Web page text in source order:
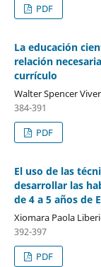
PDF
La educación
relación
currículo
Walter Spencer
384-391
PDF
El uso de las
desarrollar las
de 4 a 5 años de
Xiomara Paola
392-397
PDF